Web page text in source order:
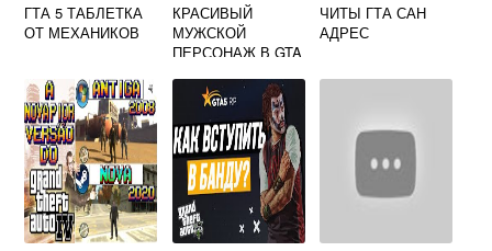
ГТА 5 ТАБЛЕТКА
ОТ МЕХАНИКОВ
КРАСИВЫЙ
МУЖСКОЙ
ПЕРСОНАЖ В GTA
ЧИТЫ ГТА САН
АДРЕС